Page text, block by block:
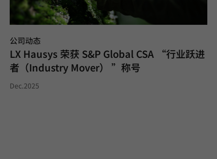
公司动态
LX Hausys 荣获 S&P Global CSA “行业跃进
者（Industry Mover） ”称号
Dec.2025